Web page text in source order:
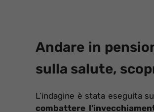
Andare in
sulla salute,
L’indagine è stata eseguita
combattere